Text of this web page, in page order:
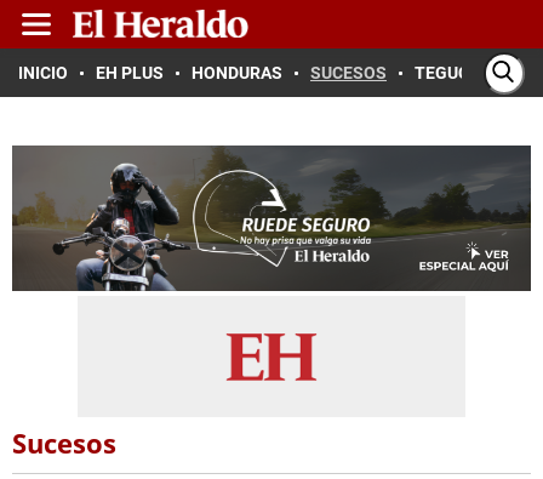
INICIO EH PLUS HONDURAS SUCESOS TEGUCIGALPA
Sucesos